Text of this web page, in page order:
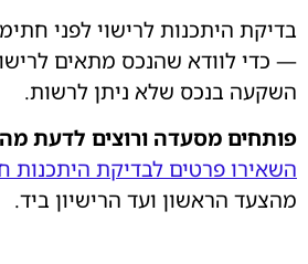
היתכנות לרישוי לפני חתימה
לוודא שהנכס מתאים לרישוי
בנכס שלא ניתן לרשות.
מסעדה ורוצים לדעת מה
פרטים לבדיקת היתכנות
הראשון ועד הרישיון ביד.